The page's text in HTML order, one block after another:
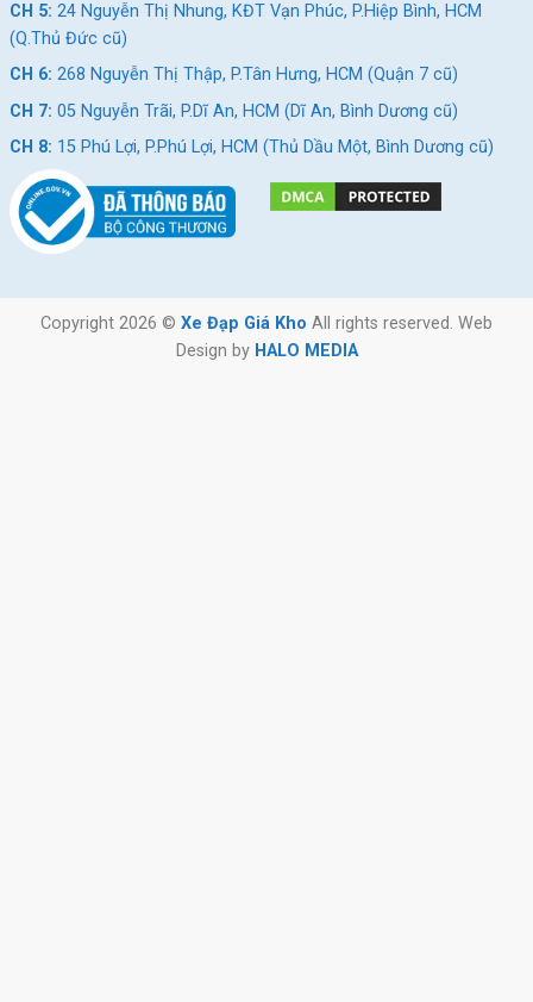
CH 5: 24 Nguyễn Thị Nhung, KĐT Vạn Phúc, P.Hiệp Bình, HCM
(Q.Thủ Đức cũ)
CH 6: 268 Nguyễn Thị Thập, P.Tân Hưng, HCM (Quận 7 cũ)
CH 7: 05 Nguyễn Trãi, P.Dĩ An, HCM (Dĩ An, Bình Dương cũ)
CH 8: 15 Phú Lợi, P.Phú Lợi, HCM (Thủ Dầu Một, Bình Dương cũ)
Copyright 2026 © Xe Đạp Giá Kho All rights reserved. Web
Design by HALO MEDIA